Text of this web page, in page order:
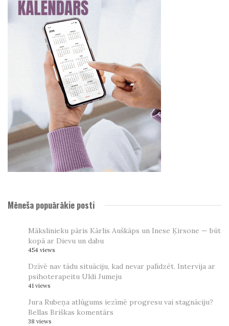
Mēneša popuārākie posti
Mākslinieku pāris Kārlis Auškāps un Inese Ķirsone — būt
kopā ar Dievu un dabu
454 views
Dzīvē nav tādu situāciju, kad nevar palīdzēt. Intervija ar
psihoterapeitu Uldi Jumeju
41 views
Jura Rubeņa atlūgums iezīmē progresu vai stagnāciju?
Bellas Briškas komentārs
38 views